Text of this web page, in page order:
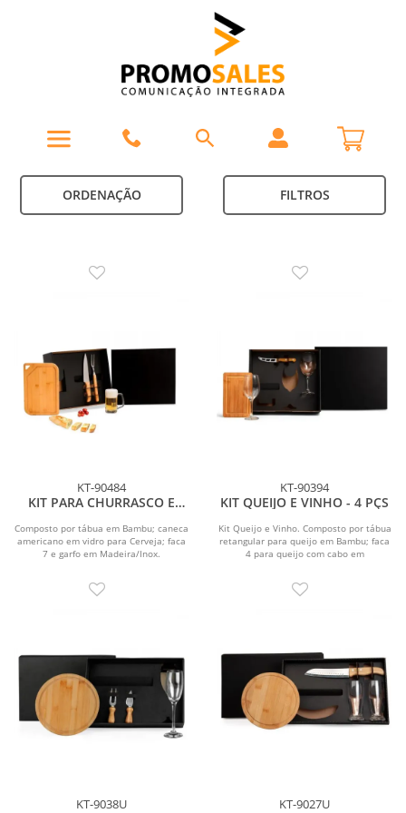
ORDENAÇÃO FILTROS
KT-90484
KIT PARA CHURRASCO E
Composto por tábua em Bambu; caneca
americano em vidro para Cerveja; faca
7 e garfo em Madeira/Inox.
KT-90394
KIT QUEIJO E VINHO - 4 PÇS
Kit Queijo e Vinho. Composto por tábua
retangular para queijo em Bambu; faca
4 para queijo com cabo em
KT-9038U KT-9027U